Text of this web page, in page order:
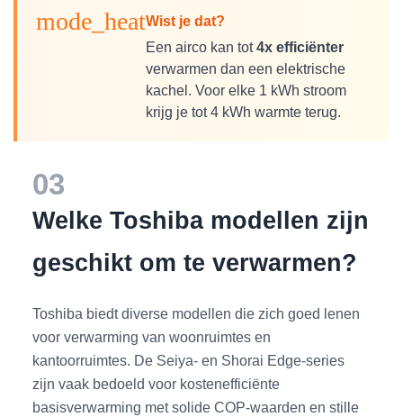
mode_heatWist je dat?
Een airco kan tot4x efficiënter
verwarmen dan een elektrische
kachel. Voor elke 1 kWh stroom
krijg je tot 4 kWh warmte terug.
03
Welke Toshiba modellen zijn
geschikt om te verwarmen?
Toshiba biedt diverse modellen die zich goed lenen
voor verwarming van woonruimtes en
kantoorruimtes. De Seiya- en Shorai Edge-series
zijn vaak bedoeld voor kostenefficiënte
basisverwarming met solide COP-waarden en stille